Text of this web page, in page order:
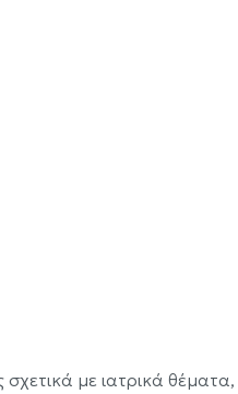
με ιατρικά θέματα,